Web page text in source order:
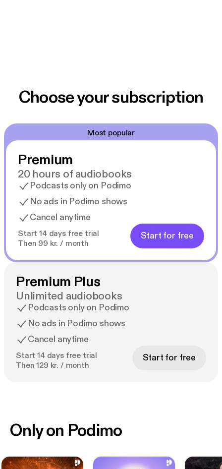
Choose your subscription
Most popular
Premium
20 hours of audiobooks
Podcasts only on Podimo
No ads in Podimo shows
Cancel anytime
Start 14 days free trial
Then 99 kr. / month
Start for free
Premium Plus
Unlimited audiobooks
Podcasts only on Podimo
No ads in Podimo shows
Cancel anytime
Start 14 days free trial
Then 129 kr. / month
Start for free
Only on Podimo